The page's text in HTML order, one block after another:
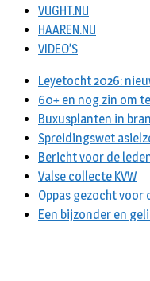
VUGHT.NU
HAAREN.NU
VIDEO’S
Leyetocht 2026:
60+ en nog zin om
Buxusplanten in
Spreidingswet
Bericht voor de
Valse collecte KVW
Oppas gezocht voor
Een bijzonder en